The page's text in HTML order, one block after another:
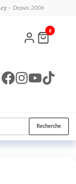
– Depuis 2006
0
Recherche